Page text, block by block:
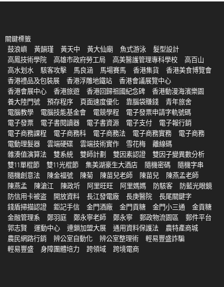
關鍵標籤
鼓浪嶼
黃韻瑾 黃天中 黃大仙廟 魚式游泳
髮型設計
高鳳技術學院
高雄市政府勞工局 高美醫護管理專科學校
高百山
高水划水
駭客攻擊 馬良涵 馬場賽馬 香港集貨
香港美食博覽會
香港禮品及包裝展
香港浮雕地鐵站
香港會議展覽中心
香港會展中心
香港旅遊 香港回歸祖國紀念碑
香港動漫海濱樂園
養大陸門號
預存程序 頁面速度優化 靠腦袋賺錢
青年旅舍
電腦教學
電腦技能基金會 電競學程
電子發票申請字軌號碼
電子發票
電子書閱讀器 電子書資源 電子支付
電子報行銷
電子商務課程
電子商務科 電子商務法 電子商務實務
電子商務
電動理髮器
雲端硬碟 雲端技術實作 雪花梅
離線碼
雜湊值演算法
雙系統 雙師計劃 雙因素認證
雙因子變異數分析
雙11單棍節
雙11光棍節 集美湖豪生大酒店 隨機密碼
隨機字串
隨機創意法
陳金福號 陳菊 陳苗兒老師 陳苗兒
陳燕孟老師
陳燕孟
陳滄江 陳政圻 阿里旺旺 阿里媽媽 防駭客
防藍光眼鏡
防信用卡被盗
開放資料 長江發電廠 長庚醫院
長尾關鍵字
錢盾掃描認證
鉅記手信 金門酒廠 金門貢糖 金門小三通
金貢糖
金融管理系
鄭羽庭 鄭永寧老師 鄭永寧 郵政物流園區
郵件平台
郭志賢
運動中心 連鎖加盟大展 通用資料保護法
農特產商城
農民網路行銷
辨公室自動化 辨公室整理術
輕易豐盛詐騙
輕易豐盛
身障團體培力 跨領域 跨境電商